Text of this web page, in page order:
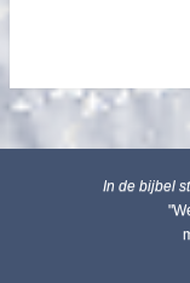
In de bijbel